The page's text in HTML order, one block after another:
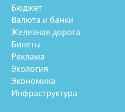
Бюджет
Валюта и банки
Железная дорога
Билеты
Реклама
Экология
Экономика
Инфраструктура